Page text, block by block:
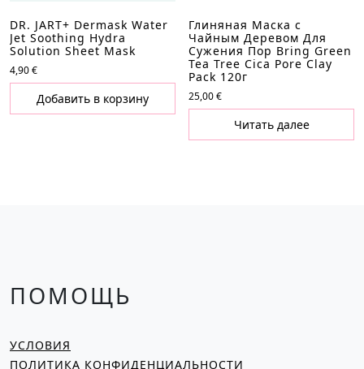
DR. JART+ Dermask Water
Jet Soothing Hydra
Solution Sheet Mask
4,90€
Добавить в корзину
Глиняная Маска с
Чайным Деревом Для
Сужения Пор Bring Green
Tea Tree Cica Pore Clay
Pack 120г
25,00€
Читать далее
ПОМОЩЬ
УСЛОВИЯ
ПОЛИТИКА КОНФИДЕНЦИАЛЬНОСТИ